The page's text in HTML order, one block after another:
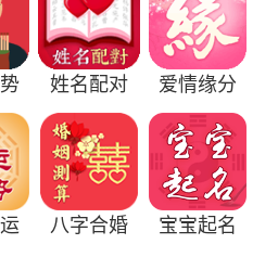
姓名配对 爱情缘分
八字合婚 宝宝起名